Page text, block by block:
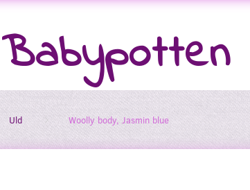
Babypotten
Uld Woolly body, Jasmin blue